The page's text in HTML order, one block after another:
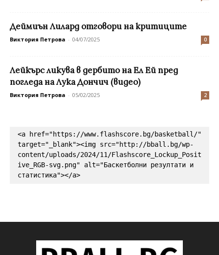
Деймиън Лилард отговори на критиците
Виктория Петрова - 04/07/2025 0
Лейкърс ликува в дербито на Ел Ей пред
погледа на Лука Дончич (видео)
Виктория Петрова - 05/02/2025 2
<a href="https://www.flashscore.bg/basketball/"
target="_blank"><img src="http://bball.bg/wp-
content/uploads/2024/11/Flashscore_Lockup_Posit
ive_RGB-svg.png" alt="Баскетболни резултати и
статистика"></a>